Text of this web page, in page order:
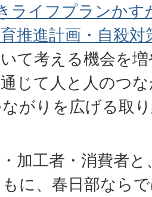
ライフプランかす
推進計画・自殺対
いて考える機会を
じて人と人のつ
がりを広げる取
加工者・消費者
に、春日部なら